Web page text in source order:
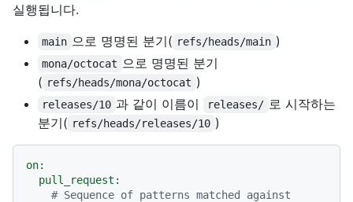
실행됩니다.
main 으로 명명된 분기( refs/heads/main )
mona/octocat 으로 명명된 분기
( refs/heads/mona/octocat )
releases/10 과 같이 이름이 releases/ 로 시작하는
분기( refs/heads/releases/10 )
on:
pull_request:
# Sequence of patterns matched against